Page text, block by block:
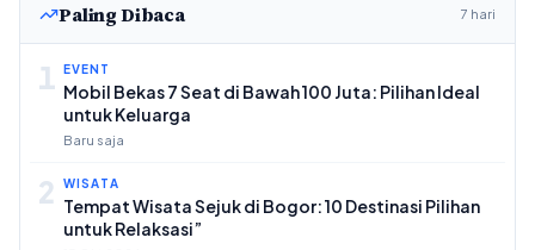
Paling Dibaca 7 hari
1 EVENT
Mobil Bekas 7 Seat di Bawah 100 Juta: Pilihan Ideal
untuk Keluarga
Baru saja
2 WISATA
Tempat Wisata Sejuk di Bogor: 10 Destinasi Pilihan
untuk Relaksasi”